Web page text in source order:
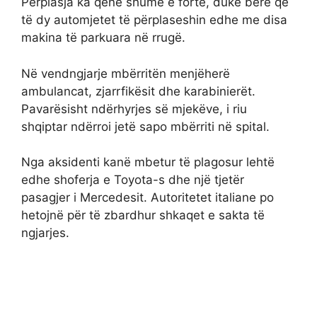
të dy automjetet të përplaseshin edhe me disa
makina të parkuara në rrugë.
Në vendngjarje mbërritën menjëherë
ambulancat, zjarrfikësit dhe karabinierët.
Pavarësisht ndërhyrjes së mjekëve, i riu
shqiptar ndërroi jetë sapo mbërriti në spital.
Nga aksidenti kanë mbetur të plagosur lehtë
edhe shoferja e Toyota-s dhe një tjetër
pasagjer i Mercedesit. Autoritetet italiane po
hetojnë për të zbardhur shkaqet e sakta të
ngjarjes.